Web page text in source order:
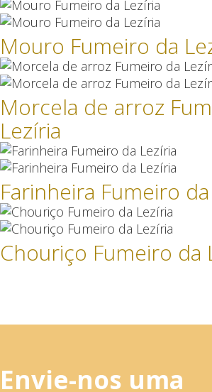
Mouro Fumeiro da
Morcela de arroz
Lezíria
Farinheira Fumeiro
Chouriço Fumeiro da
Envie-nos uma